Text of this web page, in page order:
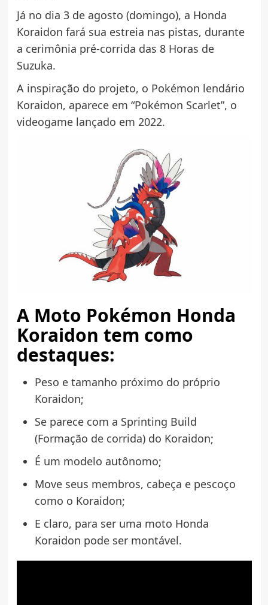
Já no dia 3 de agosto (domingo), a Honda
Koraidon fará sua estreia nas pistas, durante
a cerimônia pré-corrida das 8 Horas de
Suzuka.
A inspiração do projeto, o Pokémon lendário
Koraidon, aparece em “Pokémon Scarlet”, o
videogame lançado em 2022.
A Moto Pokémon Honda
Koraidon tem como
destaques:
Peso e tamanho próximo do próprio
Koraidon;
Se parece com a Sprinting Build
(Formação de corrida) do Koraidon;
É um modelo autônomo;
Move seus membros, cabeça e pescoço
como o Koraidon;
E claro, para ser uma moto Honda
Koraidon pode ser montável.